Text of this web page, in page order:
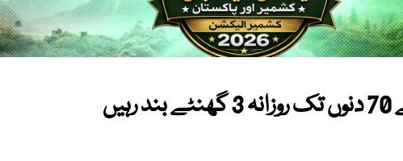
لاہور ایئرپورٹ کے دونوں رن وے اگلے 70 دنوں تک روزانہ 3 گھنٹے بند رہیں